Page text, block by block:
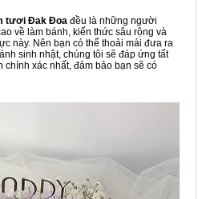
tươi Đak Đoa đều là những người
về làm bánh, kiến thức sâu rộng và
này. Nên bạn có thể thoải mái đưa ra
sinh nhật, chúng tôi sẽ đáp ứng tất
chính xác nhất, đảm bảo bạn sẽ có